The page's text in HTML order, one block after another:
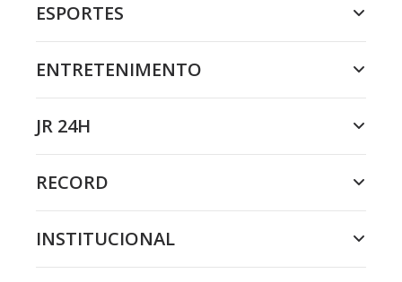
ESPORTES
ENTRETENIMENTO
JR 24H
RECORD
INSTITUCIONAL